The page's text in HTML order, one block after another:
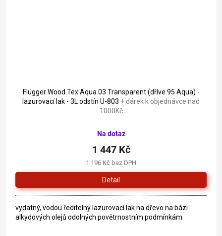
Flügger Wood Tex Aqua 03 Transparent (dříve 95 Aqua) -
lazurovací lak - 3L odstín U-803 + dárek k objednávce nad
1000Kč
Na dotaz
1 196 Kč bez DPH
1 447 Kč
Detail
vydatný, vodou ředitelný lazurovací lak na dřevo na bázi
alkydových olejů odolných povětrnostním podmínkám